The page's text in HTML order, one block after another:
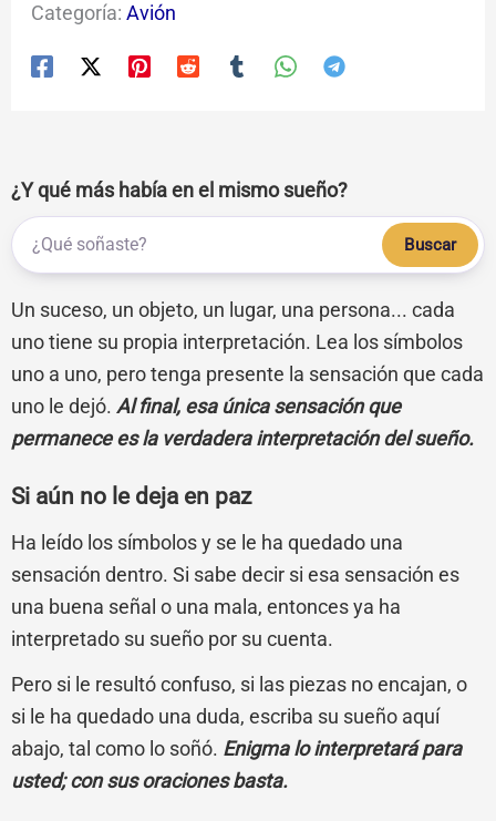
Categoría: Avión
¿Y qué más había en el mismo sueño?
Buscar
Un suceso, un objeto, un lugar, una persona... cada
uno tiene su propia interpretación. Lea los símbolos
uno a uno, pero tenga presente la sensación que cada
uno le dejó. Al final, esa única sensación que
permanece es la verdadera interpretación del sueño.
Si aún no le deja en paz
Ha leído los símbolos y se le ha quedado una
sensación dentro. Si sabe decir si esa sensación es
una buena señal o una mala, entonces ya ha
interpretado su sueño por su cuenta.
Pero si le resultó confuso, si las piezas no encajan, o
si le ha quedado una duda, escriba su sueño aquí
abajo, tal como lo soñó. Enigma lo interpretará para
usted; con sus oraciones basta.